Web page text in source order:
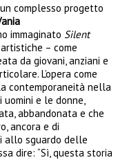
complesso progetto
immaginato Silent
– come
da giovani, anziani e
L’opera come
contemporaneità nella
e le donne,
abbandonata e che
ancora e di
allo sguardo delle
dire: “Sì, questa storia